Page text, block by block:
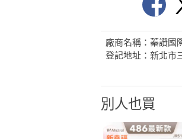
廠商名稱：蓁讚國
登記地址：新北市
別人也買